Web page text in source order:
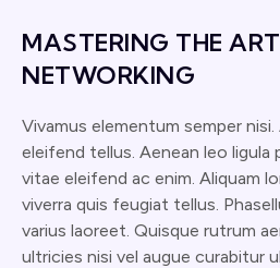
MASTERING THE
NETWORKING
Vivamus elementum semper
eleifend tellus. Aenean leo
vitae eleifend ac enim. Aliquam
viverra quis feugiat tellus.
varius laoreet. Quisque rutrum
ultricies nisi vel augue curabitur